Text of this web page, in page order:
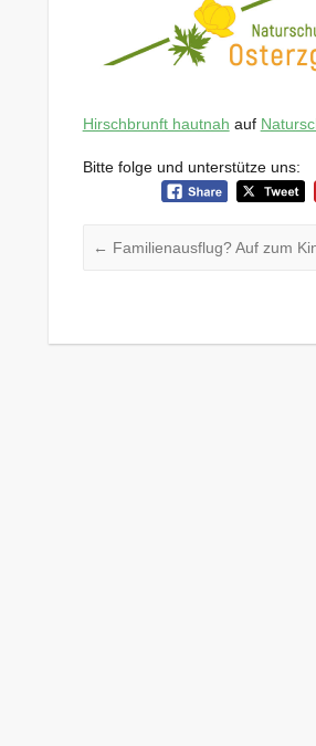
Hirschbrunft hautnah auf
Bitte folge und unterstütze uns:
← Familienausflug? Auf zum